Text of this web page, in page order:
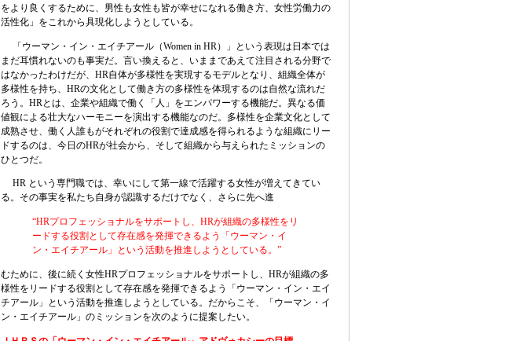
をより良くするために、男性も女性も皆が幸せになれる働き方、女性労働力の
活性化」をこれから具現化しようとしている。
「ウーマン・イン・エイチアール（Women in HR）」という表現は日本では
まだ耳慣れないのも事実だ。言い換えると、いままであえて注目される分野で
はなかったわけだが、 HR自体が多様性を実現するモデルとなり、組織全体が
多様性を持ち、 HRの文化として働き方の多様性を体現するのは自然な流れだ
ろう。 HR とは、企業や組織で働く「人」をエンパワーする機能だ。異なる価
値観による壮大なハーモニーを演出する機能なのだ。多様性を企業文化として
成熟させ、働く人誰もがそれぞれの役割で達成感を得られるような組織にリー
ドするのは、今日のHRが社会から、そして組織から与えられたミッションの
ひとつだ。
HRという専門職では、幸いにして第一線で活躍する女性が増えてきてい
る。その事実を私たち自身が認識するだけでなく、さらに先へ進
“HRプロフェッショナルをサポートし、 HRが組織の多様性をリ
ードする役割として存在感を発揮できるよう「ウーマン・イ
ン・エイチアール」という活動を推進しようとしている。 ”
むために、後に続く女性HRプロフェッショナルをサポートし、HRが組織の多
様性をリードする役割として存在感を発揮できるよう「ウーマン・イン・エイ
チアール」という活動を推進しようとしている。だからこそ、「ウーマン・イ
ン・エイチアール」のミッションを次のように提案したい。